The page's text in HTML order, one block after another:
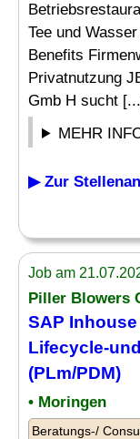
Tee und
Benefits
Privatnutzung
Gmb H sucht
MEHR
▶ Zur
Job am
Piller Blowers
SAP
Lifecycle-
(PLm/PDM)
• Moringen
Beratungs-/